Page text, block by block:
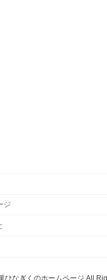
ジ
なぎくのホームページ All